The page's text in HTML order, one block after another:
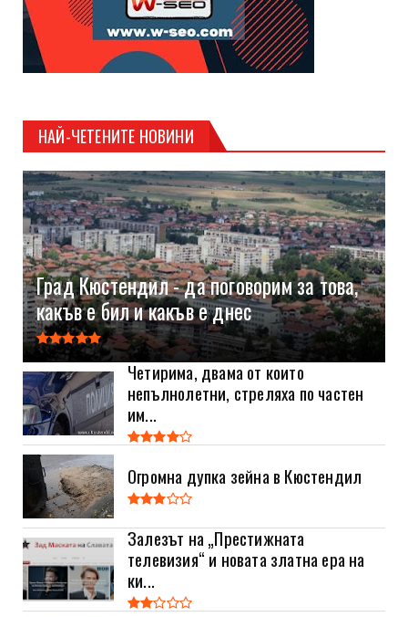
НАЙ-ЧЕТЕНИТЕ НОВИНИ
Град Кюстендил - да поговорим за това,
какъв е бил и какъв е днес
Четирима, двама от които
непълнолетни, стреляха по частен
им...
Огромна дупка зейна в Кюстендил
Залезът на „Престижната
телевизия“ и новата златна ера на
ки...